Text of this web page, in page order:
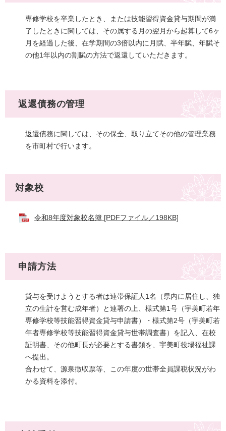
専修学校を卒業したとき、または技能習得資金貸与期間が満
了したときに関しては、その属する月の翌月から起算して6ヶ
月を経過した後、在学期間の3倍以内に月賦、半年賦、年賦そ
の他1年以内の割賦の方法で返還していただきます。
返還債務の管理
返還債務に関しては、その保全、取り立てその他の管理業務
を市町村で行います。
対象校
令和8年度対象校名簿 [PDFファイル／198KB]
申請方法
貸与を受けようとする者は連帯保証人1名（県内に居住し、独
立の生計を営む成年者）と連署の上、様式第1号（宇美町若年
専修学校等技能習得資金貸与申請書）・様式第2号（宇美町若
年者専修学校等技能習得資金貸与世帯調査書）を記入、在校
証明書、その他町長が必要とする書類を、宇美町役場福祉課
へ提出。
合わせて、源泉徴収票等、この年度の世帯全員課税状況がわ
かる資料を添付。